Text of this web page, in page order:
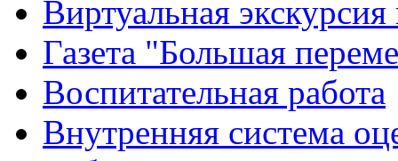
Виртуальная
Газета "Большая
Воспитательная работа
Внутренняя система